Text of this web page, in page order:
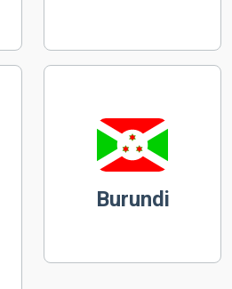
Burundi